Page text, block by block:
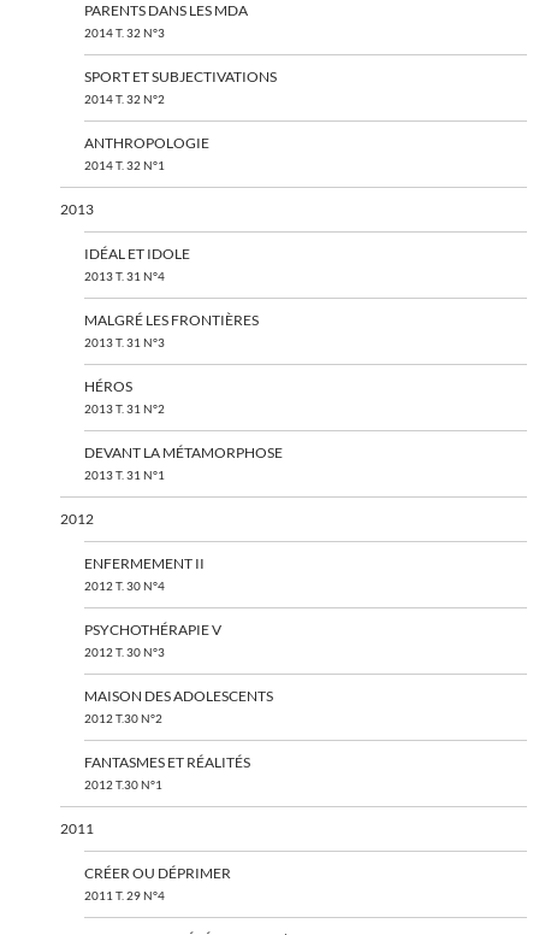
PARENTS DANS LES MDA
2014 T. 32 N°3
SPORT ET SUBJECTIVATIONS
2014 T. 32 N°2
ANTHROPOLOGIE
2014 T. 32 N°1
2013
IDÉAL ET IDOLE
2013 T. 31 N°4
MALGRÉ LES FRONTIÈRES
2013 T. 31 N°3
HÉROS
2013 T. 31 N°2
DEVANT LA MÉTAMORPHOSE
2013 T. 31 N°1
2012
ENFERMEMENT II
2012 T. 30 N°4
PSYCHOTHÉRAPIE V
2012 T. 30 N°3
MAISON DES ADOLESCENTS
2012 T.30 N°2
FANTASMES ET RÉALITÉS
2012 T.30 N°1
2011
CRÉER OU DÉPRIMER
2011 T. 29 N°4